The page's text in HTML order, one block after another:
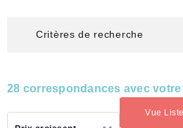
Critères de recherche
28 correspondances avec
Vue Liste
(activé)